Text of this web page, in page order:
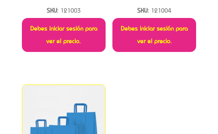
SKU: 121003
Debes iniciar sesión para
ver el precio.
SKU: 121004
Debes iniciar sesión para
ver el precio.